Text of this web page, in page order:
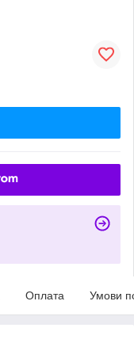
Оплата Умови